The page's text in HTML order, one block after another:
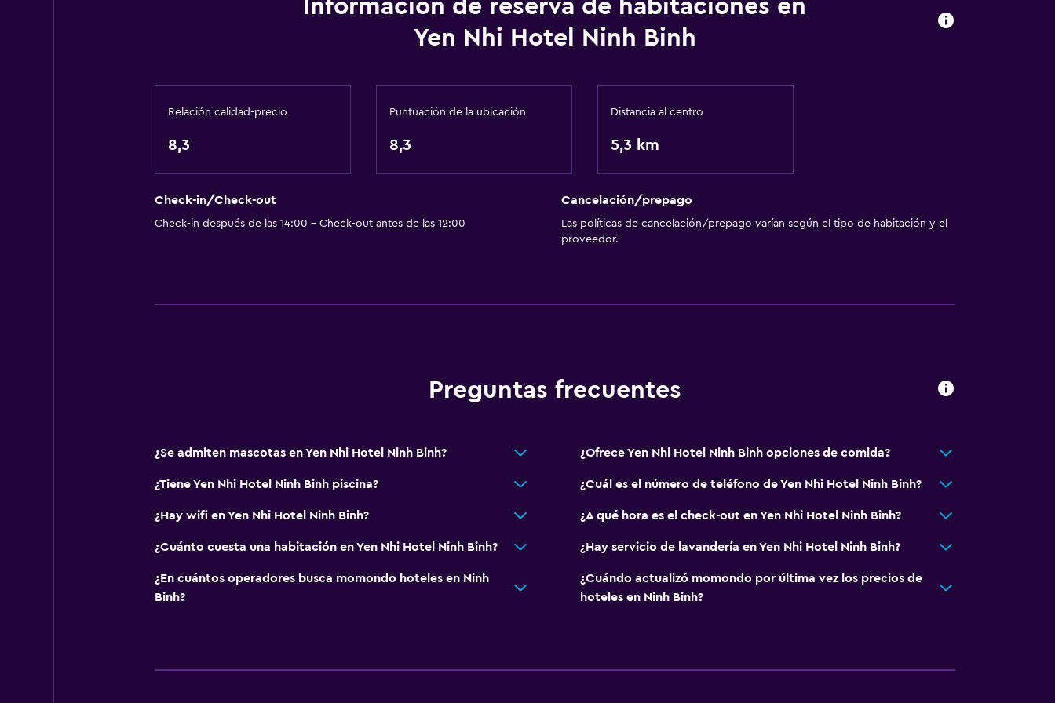
Restaurante
Bar/lounge
Desayuno en la habitación
Nevera
Habitaciones familiares
Zona de estar
Teléfono
Espacio de almacenamiento
Servicio de traslado (cargo adicional)
Mascotas permitidas bajo consulta (pueden aplicar cargos extra)
Ascensor
Estacionamiento accesible
Áreas designadas para fumadores
Ducha
Tina de baño
Secador de pelo
Baño privado
Información de reserva de habitaciones en
Yen Nhi Hotel Ninh Binh
Relación calidad-precio
8,3
Puntuación de la ubicación
8,3
Distancia al centro
5,3 km
Check-in/Check-out
Check-in después de las 14:00 - Check-out antes de las 12:00
Cancelación/prepago
Las políticas de cancelación/prepago varían según el tipo de habitación y el
proveedor.
Preguntas frecuentes
¿Se admiten mascotas en Yen Nhi Hotel Ninh Binh? ¿Ofrece Yen Nhi Hotel Ninh Binh opciones de comida?
¿Tiene Yen Nhi Hotel Ninh Binh piscina? ¿Cuál es el número de teléfono de Yen Nhi Hotel Ninh Binh?
¿Hay wifi en Yen Nhi Hotel Ninh Binh? ¿A qué hora es el check-out en Yen Nhi Hotel Ninh Binh?
¿Cuánto cuesta una habitación en Yen Nhi Hotel Ninh Binh? ¿Hay servicio de lavandería en Yen Nhi Hotel Ninh Binh?
¿En cuántos operadores busca momondo hoteles en Ninh
Binh?
¿Cuándo actualizó momondo por última vez los precios de
hoteles en Ninh Binh?